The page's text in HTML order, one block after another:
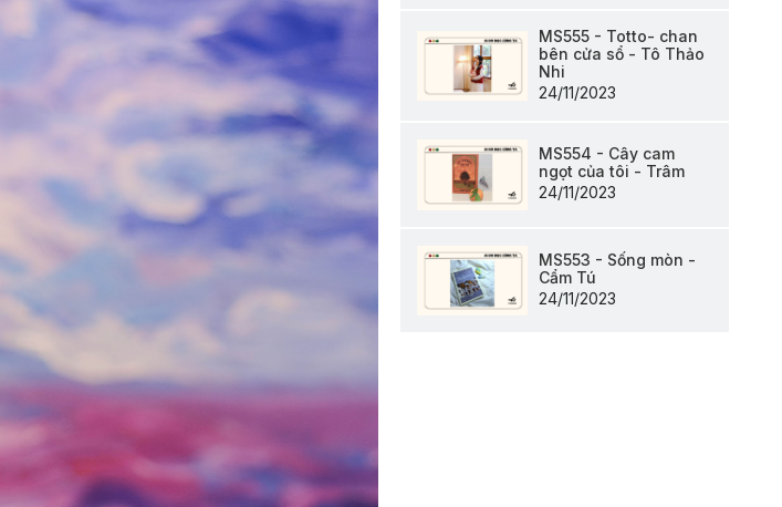
MS555 - Totto- chan
bên cửa sổ - Tô Thảo
Nhi
24/11/2023
MS554 - Cây cam
ngọt của tôi - Trâm
24/11/2023
MS553 - Sống mòn -
Cẩm Tú
24/11/2023